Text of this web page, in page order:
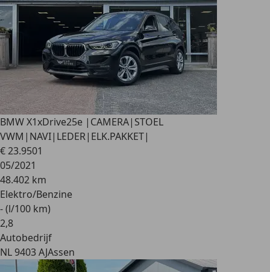
BMW X1xDrive25e |CAMERA|STOEL
VWM|NAVI|LEDER|ELK.PAKKET|
€ 23.9501
05/2021
48.402 km
Elektro/Benzine
- (l/100 km)
2,8
Autobedrijf
NL 9403 AJAssen